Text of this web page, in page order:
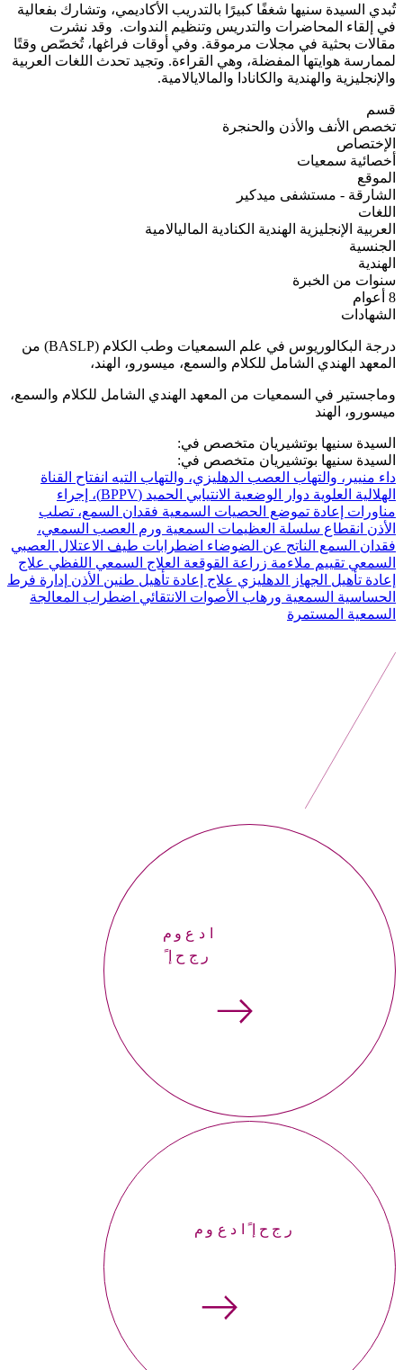
تُبدي السيدة سنيها شغفًا كبيرًا بالتدريب الأكاديمي، وتشارك بفعالية
في إلقاء المحاضرات والتدريس وتنظيم الندوات. وقد نشرت
مقالات بحثية في مجلات مرموقة. وفي أوقات فراغها، تُخصّص وقتًا
لممارسة هوايتها المفضلة، وهي القراءة. وتجيد تحدث اللغات العربية
والإنجليزية والهندية والكانادا والمالايالامية.
قسم
تخصص الأنف والأذن والحنجرة
الإختصاص
أخصائية سمعيات
الموقع
الشارقة - مستشفى ميدكير
اللغات
العربية الإنجليزية الهندية الكنادية الماليالامية
الجنسية
الهندية
سنوات من الخبرة
8 أعوام
الشهادات
درجة البكالوريوس في علم السمعيات وطب الكلام (BASLP) من
المعهد الهندي الشامل للكلام والسمع، ميسورو، الهند،
وماجستير في السمعيات من المعهد الهندي الشامل للكلام والسمع،
ميسورو، الهند
السيدة سنيها بوتشيريان متخصص في:
السيدة سنيها بوتشيريان متخصص في:
داء منيير، والتهاب العصب الدهليزي، والتهاب التيه انفتاح القناة
الهلالية العلوية
دوار الوضعية الانتيابي الحميد (BPPV)، إجراء
مناورات إعادة تموضع الحصيات السمعية فقدان السمع، تصلب
الأذن انقطاع سلسلة العظيمات السمعية ورم العصب السمعي،
فقدان السمع الناتج عن الضوضاء اضطرابات طيف الاعتلال العصبي
السمعي تقييم ملاءمة زراعة القوقعة العلاج السمعي اللفظي علاج
إعادة تأهيل الجهاز الدهليزي علاج إعادة تأهيل طنين الأذن إدارة فرط
الحساسية السمعية ورهاب الأصوات الانتقائي اضطراب المعالجة
السمعية المستمرة
إحجر
موعداً
إحجر موعداً